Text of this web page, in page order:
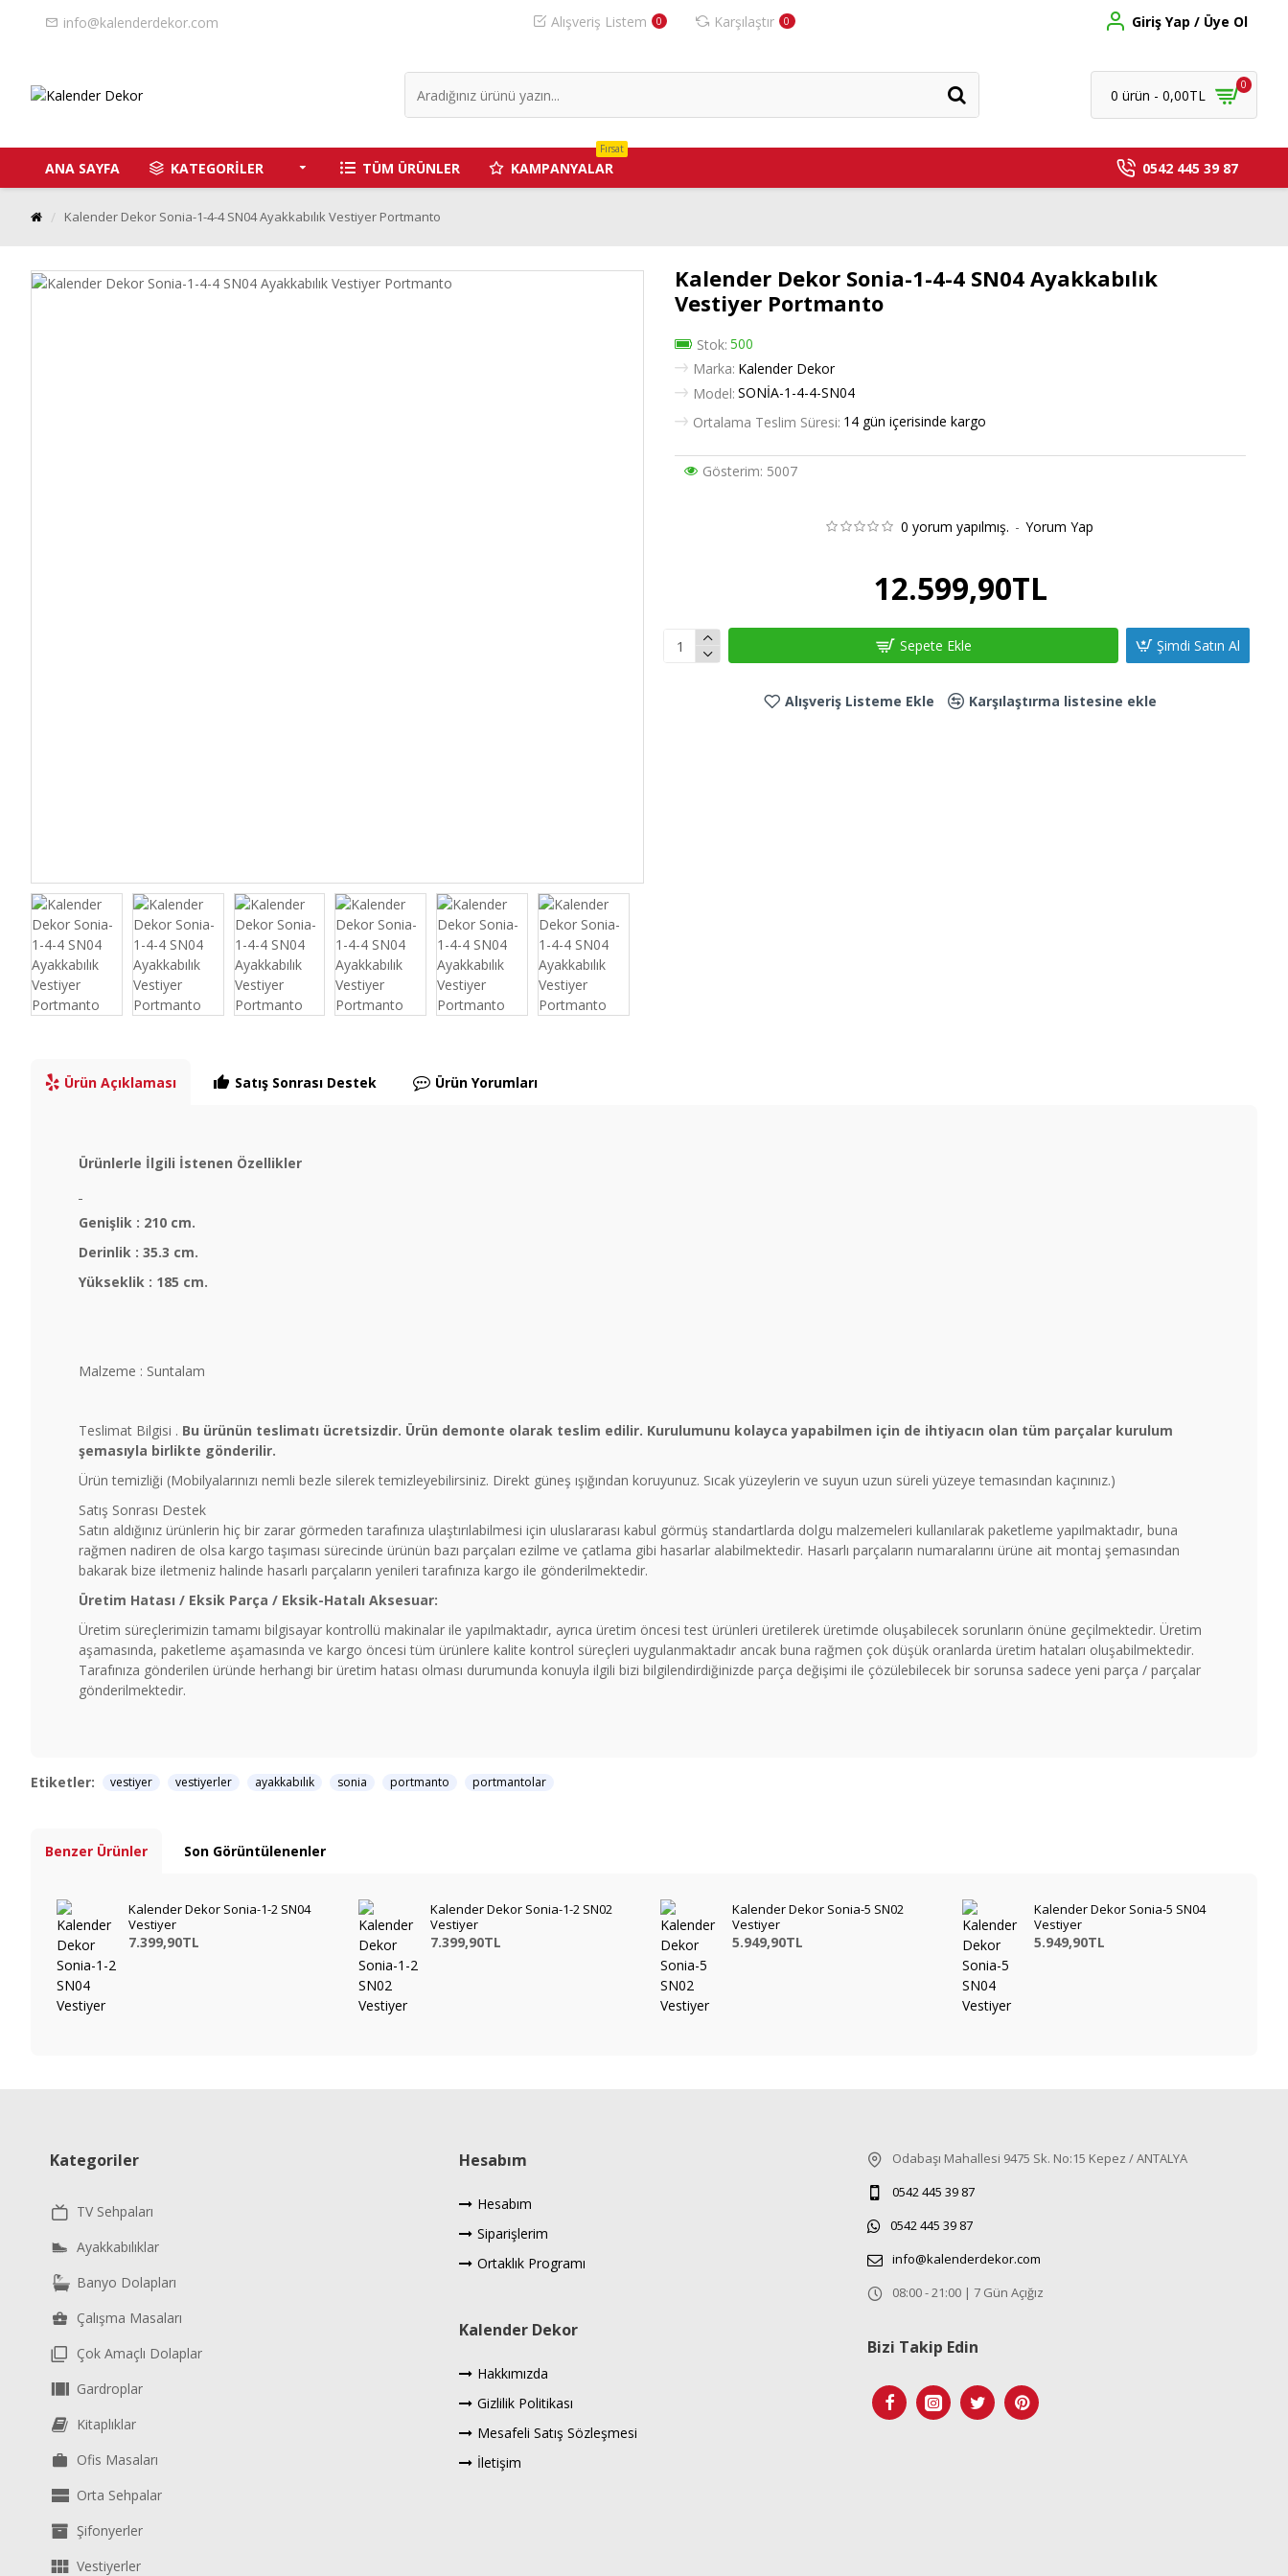
info@kalenderdekor.com Alışveriş Listem 0 Karşılaştır 0 Giriş Yap / Üye Ol
0 ürün - 0,00TL
0
ANA SAYFA KATEGORİLER TÜM ÜRÜNLER KAMPANYALAR
Fırsat
0542 445 39 87
Kalender Dekor Sonia-1-4-4 SN04 Ayakkabılık Vestiyer Portmanto
Kalender Dekor Sonia-1-4-4 SN04 Ayakkabılık
Vestiyer Portmanto
Stok: 500
Marka: Kalender Dekor
Model: SONİA-1-4-4-SN04
Ortalama Teslim Süresi: 14 gün içerisinde kargo
Gösterim: 5007
0 yorum yapılmış. - Yorum Yap
12.599,90TL
Sepete Ekle Şimdi Satın Al
Alışveriş Listeme Ekle Karşılaştırma listesine ekle
Ürün Açıklaması Satış Sonrası Destek Ürün Yorumları
Ürünlerle İlgili İstenen Özellikler
Genişlik : 210 cm.
Derinlik : 35.3 cm.
Yükseklik : 185 cm.
Malzeme : Suntalam
Teslimat Bilgisi . Bu ürünün teslimatı ücretsizdir. Ürün demonte olarak teslim edilir. Kurulumunu kolayca yapabilmen için de ihtiyacın olan tüm parçalar kurulum
şemasıyla birlikte gönderilir.
Ürün temizliği (Mobilyalarınızı nemli bezle silerek temizleyebilirsiniz. Direkt güneş ışığından koruyunuz. Sıcak yüzeylerin ve suyun uzun süreli yüzeye temasından kaçınınız.)
Satış Sonrası Destek
Satın aldığınız ürünlerin hiç bir zarar görmeden tarafınıza ulaştırılabilmesi için uluslararası kabul görmüş standartlarda dolgu malzemeleri kullanılarak paketleme yapılmaktadır, buna
rağmen nadiren de olsa kargo taşıması sürecinde ürünün bazı parçaları ezilme ve çatlama gibi hasarlar alabilmektedir. Hasarlı parçaların numaralarını ürüne ait montaj şemasından
bakarak bize iletmeniz halinde hasarlı parçaların yenileri tarafınıza kargo ile gönderilmektedir.
Üretim Hatası / Eksik Parça / Eksik-Hatalı Aksesuar:
Üretim süreçlerimizin tamamı bilgisayar kontrollü makinalar ile yapılmaktadır, ayrıca üretim öncesi test ürünleri üretilerek üretimde oluşabilecek sorunların önüne geçilmektedir. Üretim
aşamasında, paketleme aşamasında ve kargo öncesi tüm ürünlere kalite kontrol süreçleri uygulanmaktadır ancak buna rağmen çok düşük oranlarda üretim hataları oluşabilmektedir.
Tarafınıza gönderilen üründe herhangi bir üretim hatası olması durumunda konuyla ilgili bizi bilgilendirdiğinizde parça değişimi ile çözülebilecek bir sorunsa sadece yeni parça / parçalar
gönderilmektedir.
Etiketler: vestiyer vestiyerler ayakkabılık sonia portmanto portmantolar
Benzer Ürünler Son Görüntülenenler
Kalender Dekor Sonia-1-2 SN04
Vestiyer
7.399,90TL
Kalender Dekor Sonia-1-2 SN02
Vestiyer
7.399,90TL
Kalender Dekor Sonia-5 SN02
Vestiyer
5.949,90TL
Kalender Dekor Sonia-5 SN04
Vestiyer
5.949,90TL
Kategoriler
TV Sehpaları
Ayakkabılıklar
Banyo Dolapları
Çalışma Masaları
Çok Amaçlı Dolaplar
Gardroplar
Kitaplıklar
Ofis Masaları
Orta Sehpalar
Şifonyerler
Vestiyerler
Hesabım
Hesabım
Siparişlerim
Ortaklık Programı
Kalender Dekor
Hakkımızda
Gizlilik Politikası
Mesafeli Satış Sözleşmesi
İletişim
Odabaşı Mahallesi 9475 Sk. No:15 Kepez / ANTALYA
0542 445 39 87
0542 445 39 87
info@kalenderdekor.com
08:00 - 21:00 | 7 Gün Açığız
Bizi Takip Edin